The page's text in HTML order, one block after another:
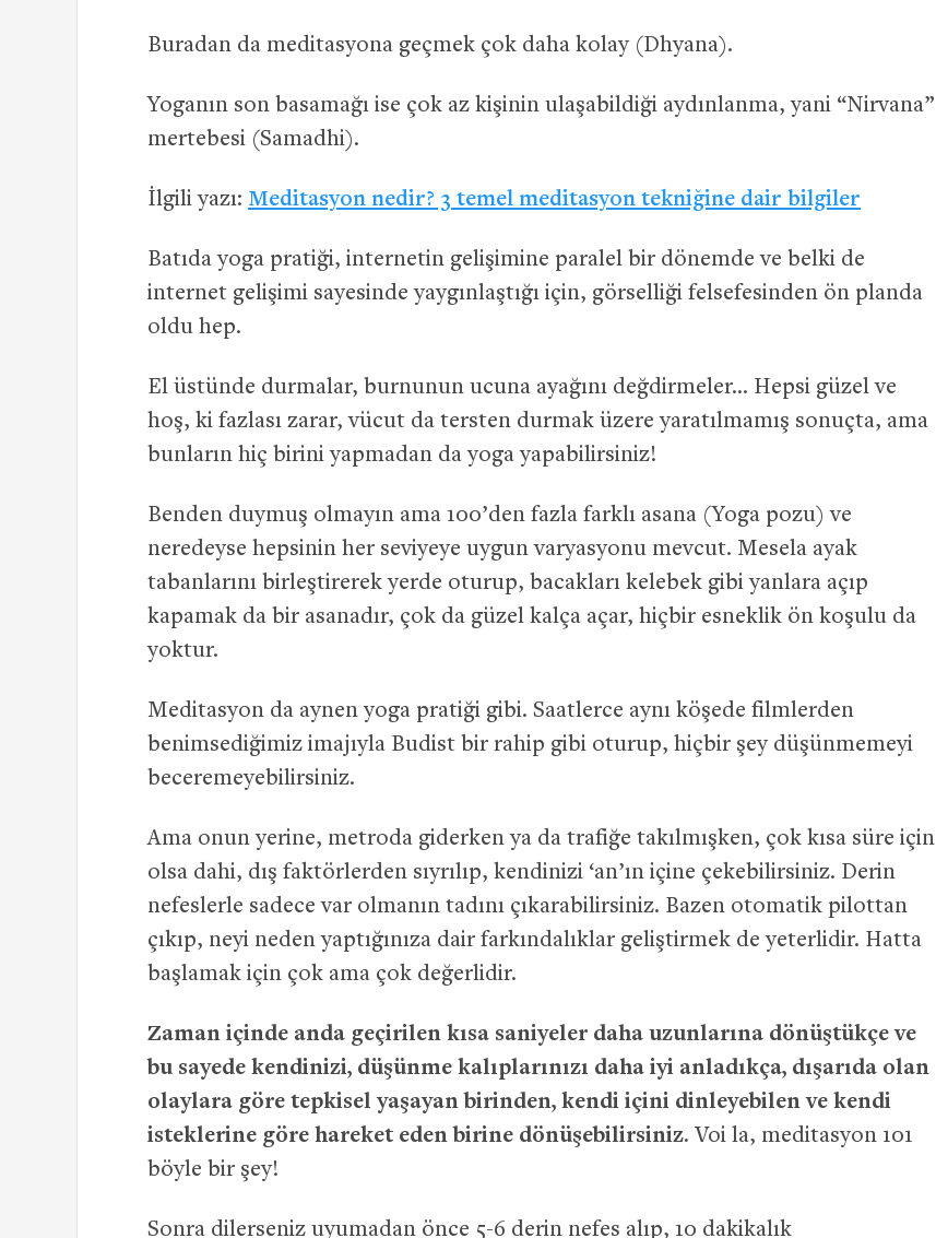
Buradan da meditasyona geçmek çok daha kolay (Dhyana).
Yoganın son basamağı ise çok az kişinin ulaşabildiği aydınlanma, yani “Nirvana”
mertebesi (Samadhi).
İlgili yazı: Meditasyon nedir? 3 temel meditasyon tekniğine dair bilgiler
Batıda yoga pratiği, internetin gelişimine paralel bir dönemde ve belki de
internet gelişimi sayesinde yaygınlaştığı için, görselliği felsefesinden ön planda
oldu hep.
El üstünde durmalar, burnunun ucuna ayağını değdirmeler… Hepsi güzel ve
hoş, ki fazlası zarar, vücut da tersten durmak üzere yaratılmamış sonuçta, ama
bunların hiç birini yapmadan da yoga yapabilirsiniz!
Benden duymuş olmayın ama 100’den fazla farklı asana (Yoga pozu) ve
neredeyse hepsinin her seviyeye uygun varyasyonu mevcut. Mesela ayak
tabanlarını birleştirerek yerde oturup, bacakları kelebek gibi yanlara açıp
kapamak da bir asanadır, çok da güzel kalça açar, hiçbir esneklik ön koşulu da
yoktur.
Meditasyon da aynen yoga pratiği gibi. Saatlerce aynı köşede filmlerden
benimsediğimiz imajıyla Budist bir rahip gibi oturup, hiçbir şey düşünmemeyi
beceremeyebilirsiniz.
Ama onun yerine, metroda giderken ya da trafiğe takılmışken, çok kısa süre için
olsa dahi, dış faktörlerden sıyrılıp, kendinizi ‘an’ın içine çekebilirsiniz. Derin
nefeslerle sadece var olmanın tadını çıkarabilirsiniz. Bazen otomatik pilottan
çıkıp, neyi neden yaptığınıza dair farkındalıklar geliştirmek de yeterlidir. Hatta
başlamak için çok ama çok değerlidir.
Zaman içinde anda geçirilen kısa saniyeler daha uzunlarına dönüştükçe ve
bu sayede kendinizi, düşünme kalıplarınızı daha iyi anladıkça, dışarıda olan
olaylara göre tepkisel yaşayan birinden, kendi içini dinleyebilen ve kendi
isteklerine göre hareket eden birine dönüşebilirsiniz. Voi la, meditasyon 101
böyle bir şey!
Sonra dilerseniz uyumadan önce 5-6 derin nefes alıp, 10 dakikalık